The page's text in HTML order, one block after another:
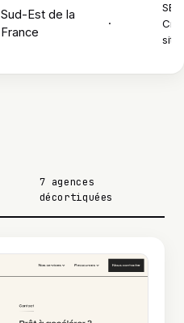
Sud-Est de la
France
·
SEO
7 agences
décortiquées